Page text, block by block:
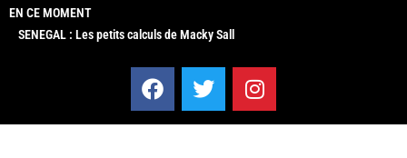
EN CE MOMENT
SENEGAL : Les petits calculs de Macky Sall